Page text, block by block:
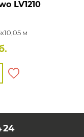
LV1210
м
24